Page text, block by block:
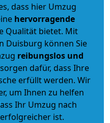
dass hier Umzug
hervorragende
Qualität bietet. Mit
Duisburg können Sie
reibungslos und
dafür, dass Ihre
erfüllt werden. Wir
um Ihnen zu helfen
Ihr Umzug nach
ist.